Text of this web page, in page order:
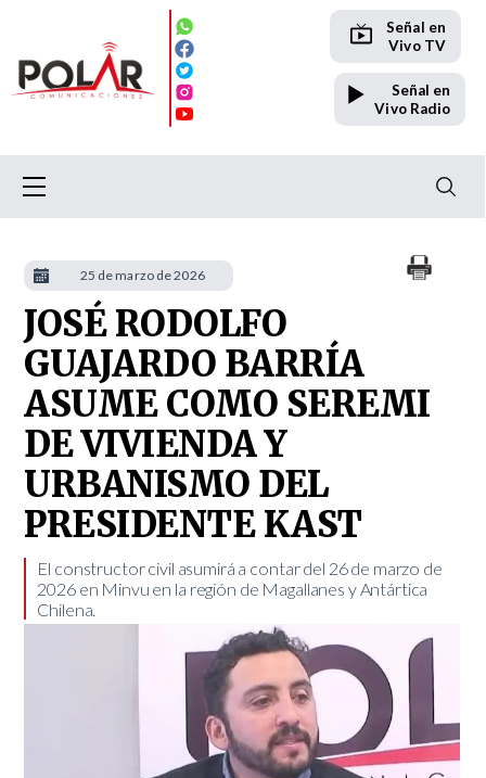
Señal en
Vivo TV
Señal en
Vivo Radio
JOSÉ RODOLFO
GUAJARDO BARRÍA
ASUME COMO SEREMI
DE VIVIENDA Y
URBANISMO DEL
PRESIDENTE KAST
El constructor civil asumirá a contar del 26 de marzo de
2026 en Minvu en la región de Magallanes y Antártica
Chilena.
25 de marzo de 2026